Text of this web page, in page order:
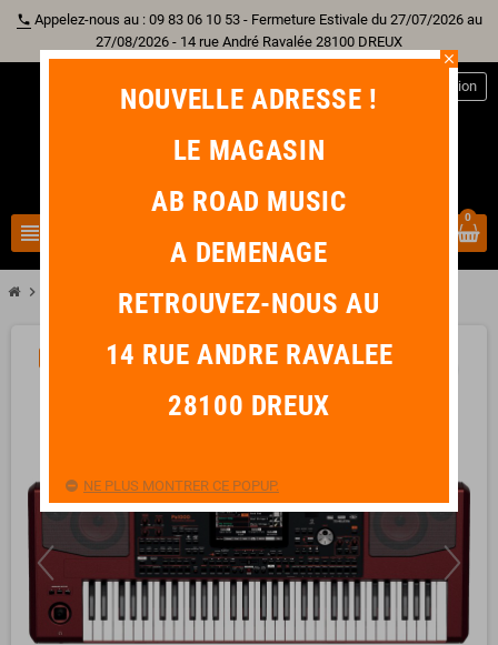
phone Appelez-nous au : 09 83 06 10 53 - Fermeture Estivale du 27/07/2026 au
27/08/2026 - 14 rue André Ravalée 28100 DREUX
view_headline
Connexion
0
chevron_right Piano & Clavier chevron_right KORG PA1000
-280,00 €
close
NOUVELLE ADRESSE !
LE MAGASIN
AB ROAD MUSIC
A DEMENAGE
RETROUVEZ-NOUS AU
14 RUE ANDRE RAVALEE
28100 DREUX
NE PLUS MONTRER CE POPUP.